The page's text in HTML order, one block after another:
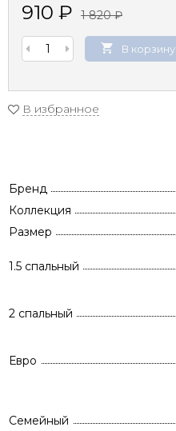
910 ₽ 1 820₽
В корзину
В избранное
Бренд
Коллекция
Размер
1.5 спальный
2 спальный
Евро
Семейный